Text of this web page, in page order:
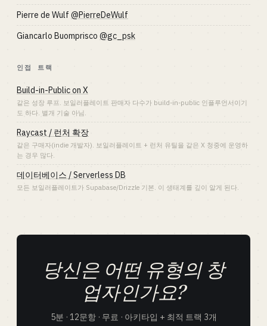
Pierre de Wulf @PierreDeWulf
Giancarlo Buomprisco @gc_psk
인접 트랙
Build-in-Public on X
같은 성장 루프. 보일러플레이트 판매자 다수가 build-in-public 인플루언서이기
도 하다. 별개 기술 아님.
Raycast / 런처 확장
같은 구매자(indie 개발자). 보일러플레이트 + 런처 유틸을 같은 X 청중에 운영하
는 경우 많다.
데이터베이스 / Serverless DB
모든 보일러플레이트가 Supabase/Drizzle 기본. 이 생태계를 깊이 알게 된다.
당신은 어떤 유형의 창
업자인가요?
5분 · 12문항 · 무료 · 아키타입 + 최적 트랙 3개